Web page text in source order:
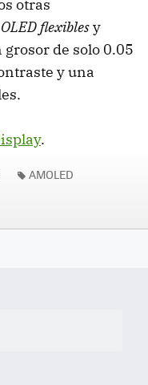
otras
flexiblesy
grosor de solo 0.05
y una
.
AMOLED